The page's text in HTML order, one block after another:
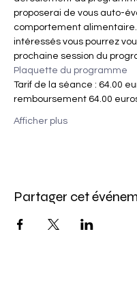
proposerai de vous auto-
comportement alimentaire.
intéressés vous pourrez
prochaine session du
Plaquette du programme
Tarif de la séance : 64.00
remboursement 64.00
Afficher plus
Partager cet